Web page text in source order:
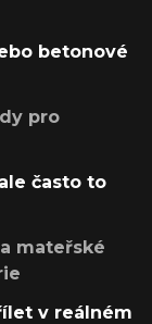
betonové
pro
často to
mateřské
v reálném